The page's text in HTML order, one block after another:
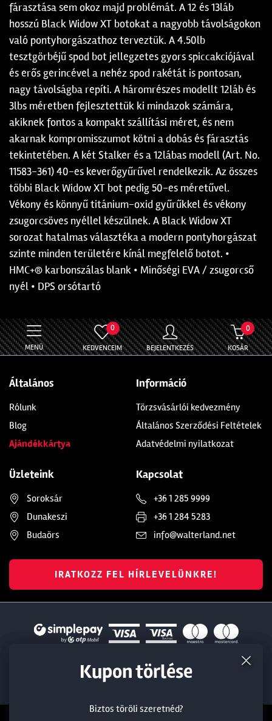
fárasztása sem okoz majd problémát. A 12 és 13láb
hosszú Black Widow XT botokat a nagyobb távolságokon
való pontyhorgászathoz terveztük. A 4.50lb
tesztgörbéjű spod bot jellegzetes gyors spiccakciójával
és erős gerincével a nehéz spod rakétát is pontosan,
nagy távolságba repíti. A háromrészes modellt 12láb és
3lbs méretben fejlesztettük ki mindazok számára,
akiknek fontos a kompakt szállítási méret, és nem
akarnak kompromisszumot kötni a dobás és fárasztás
tekintetében. A két Stalker és a 12lábas modell (Art. No.
11583-361) 40-es keverőgyűrűvel rendelkezik. Az összes
többi Black Widow XT bot pedig 50-es méretűvel.
Vékony és könnyű titánium-oxid gyűrűkkel és vékony
zsugorcsöves nyéllel készülnek. A Black Widow XT
sorozat hatalmas választéka a modern pontyhorgászat
szinte minden területére kínál megfelelő botot. •
HMC+® karbonszálas blank • Minőségi EVA / zsugorcső
nyél • DPS orsótartó
MENÜ
0
KEDVENCEIM BEJELENTKEZÉS
0
KOSÁR
Általános
Rólunk
Blog
Ajándékkártya
Információ
Törzsvásárlói kedvezmény
Általános Szerződési Feltételek
Adatvédelmi nyilatkozat
Üzleteink
Soroksár
Dunakeszi
Budaörs
Kapcsolat
+36 1 285 9999
+36 1 284 5283
info@walterland.net
IRATKOZZ FEL HÍRLEVELÜNKRE!
© 2022 WalterLand Készítette:
Termék törlése a kosárból
Biztos töröli szeretnéd?
Kedvezmény törlése
Biztos töröli szeretnéd?
Kupon törlése
Biztos töröli szeretnéd?